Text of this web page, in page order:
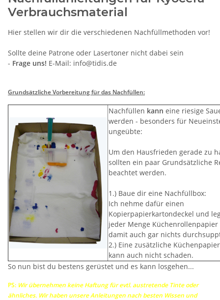
Verbrauchsmaterial
Hier stellen wir dir die verschiedenen Nachfüllmethoden vor!
Sollte deine Patrone oder Lasertoner nicht dabei sein
- Frage uns! E-Mail: info@tidis.de
Grundsätzliche Vorbereitung für das Nachfüllen:
Nachfüllen kann eine riesige
werden - besonders für
ungeübte:
Um den Hausfrieden gerade zu
sollten ein paar Grundsätzliche
beachtet werden.
1.) Baue dir eine Nachfüllbox:
Ich nehme dafür einen
Kopierpapierkartondeckel und
jeder Menge Küchenrollenpapier
damit auch gar nichts
2.) Eine zusätzliche
kann auch nicht schaden.
So nun bist du bestens gerüstet und es kann losgehen...
PS: Wir übernehmen keine Haftung für evtl. austretende Tinte oder
ähnliches. Wir haben unsere Anleitungen nach besten Wissen und